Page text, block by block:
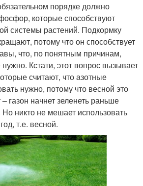
порядке должно
которые способствуют
системы растений. Подкормку
потому что он способствует
что, по понятным причинам,
Кстати, этот вопрос вызывает
считают, что азотные
нужно, потому что весной это
– газон начнет зеленеть раньше
никто не мешает использовать
т.е. весной.